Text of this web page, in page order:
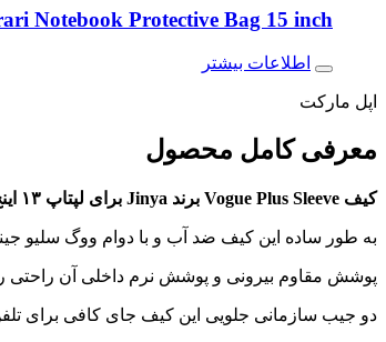
Notebook Protective Bag 15 inch
اطلاعات بیشتر
اپل مارکت
معرفی کامل محصول
کیف Vogue Plus Sleeve برند Jinya برای لپتاپ ۱۳ اینچ
به طور ساده این کیف ضد آب و با دوام ووگ سلیو
پوشش مقاوم بیرونی و پوشش نرم داخلی آن راحتی
دو جیب سازمانی جلویی این کیف جای کافی برای